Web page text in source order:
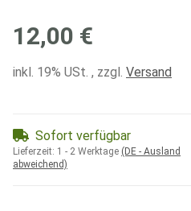
12,00 €
inkl. 19% USt. , zzgl. Versand
Sofort verfügbar
Lieferzeit: 1 - 2 Werktage (DE - Ausland
abweichend)